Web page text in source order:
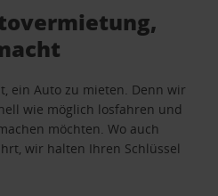
ein Auto zu mieten. Denn wir
wie möglich losfahren und
möchten. Wo auch
wir halten Ihren Schlüssel